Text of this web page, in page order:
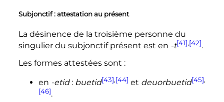
Subjonctif : attestation au présent
La désinence de la troisième personne du
singulier du subjonctif présent est en -t[41],[42].
Les formes attestées sont :
en -etid : buetid[43],[44] et deuorbuetid[45],
[46].